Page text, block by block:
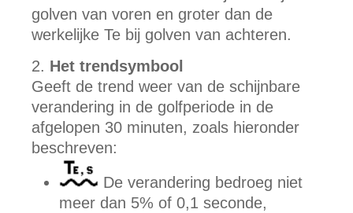
golven van voren en groter dan de
werkelijke Te bij golven van achteren.
Het trendsymbool
Geeft de trend weer van de schijnbare
verandering in de golfperiode in de
afgelopen 30 minuten, zoals hieronder
beschreven:
De verandering bedroeg niet
meer dan 5% of 0,1 seconde,